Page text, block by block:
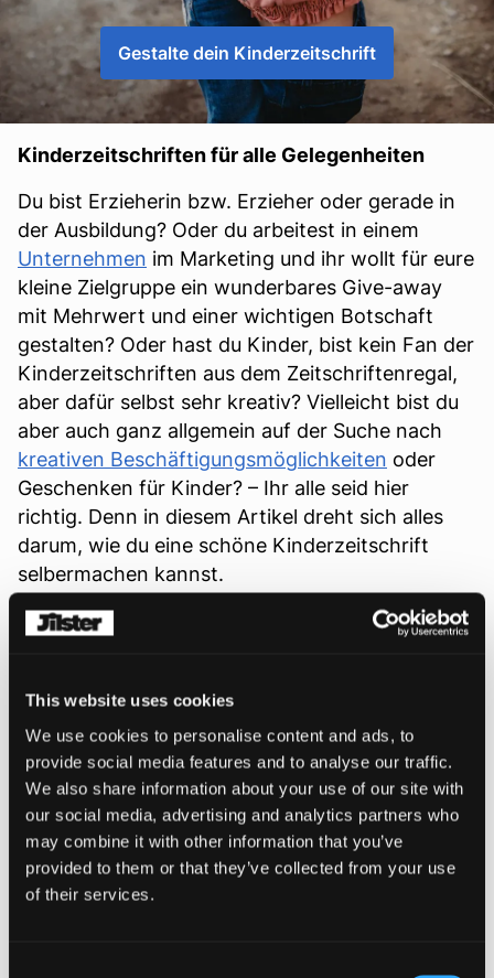
This website uses cookies
We use cookies to personalise content and ads, to
provide social media features and to analyse our traffic.
We also share information about your use of our site with
our social media, advertising and analytics partners who
may combine it with other information that you’ve
provided to them or that they’ve collected from your use
of their services.
Gestalte dein Kinderzeitschrift
Kinderzeitschriften für alle Gelegenheiten
Du bist Erzieherin bzw. Erzieher oder gerade in
der Ausbildung? Oder du arbeitest in einem
Unternehmen im Marketing und ihr wollt für eure
kleine Zielgruppe ein wunderbares Give-away
mit Mehrwert und einer wichtigen Botschaft
gestalten? Oder hast du Kinder, bist kein Fan der
Kinderzeitschriften aus dem Zeitschriftenregal,
aber dafür selbst sehr kreativ? Vielleicht bist du
aber auch ganz allgemein auf der Suche nach
kreativen Beschäftigungsmöglichkeiten oder
Geschenken für Kinder? – Ihr alle seid hier
richtig. Denn in diesem Artikel dreht sich alles
darum, wie du eine schöne Kinderzeitschrift
selbermachen kannst.
Eine Kinderzeitschrift selbermachen
Ausmalvorlagen … – Kinder lieben es einfach, in
Zeitschriften zu blättern. Deshalb sind
selbstgemachteMagazine
auch eine tolle Idee
als Geschenk für sie. Ob als Zeitvertreib auf einer
Hochzeit , bei einer Firmenfeier oder als Projekt
in der Ausbildung. Es gibt so viele schöne Ideen
und tausend Möglichkeiten, eine Zeitschrift für
Kinder sinnvoll und auch nachhaltig zu gestalten.